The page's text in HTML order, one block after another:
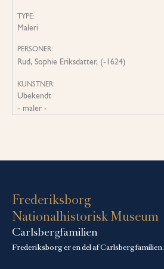
TYPE:
Maleri
PERSONER:
Rud, Sophie Eriksdatter, (-1624)
KUNSTNER:
Ubekendt
- maler -
Frederiksborg
Nationalhistorisk Museum
Carlsbergfamilien
Frederiksborg er en del af Carlsbergfamilien.